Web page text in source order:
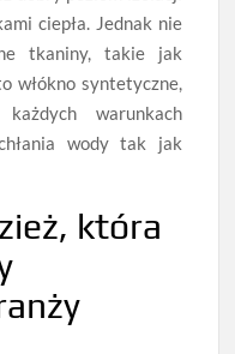
ciepła. Jednak nie
tkaniny, takie jak
włókno syntetyczne,
warunkach
wody tak jak
która